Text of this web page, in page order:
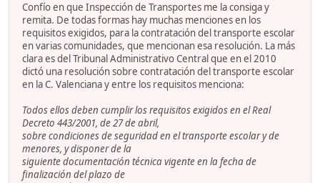
Confío en que Inspección de Transportes me la consiga y
remita. De todas formas hay muchas menciones en los
requisitos exigidos, para la contratación del transporte escolar
en varias comunidades, que mencionan esa resolución. La más
clara es del Tribunal Administrativo Central que en el 2010
dictó una resolución sobre contratación del transporte escolar
en la C. Valenciana y entre los requisitos menciona:
Todos ellos deben cumplir los requisitos exigidos en el Real
Decreto 443/2001, de 27 de abril,
sobre condiciones de seguridad en el transporte escolar y de
menores, y disponer de la
siguiente documentación técnica vigente en la fecha de
finalización del plazo de